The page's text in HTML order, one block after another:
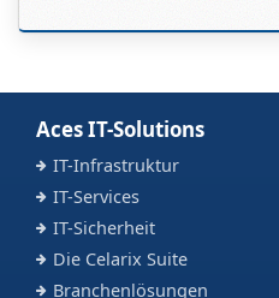
Aces IT-Solutions
IT-Infrastruktur
IT-Services
IT-Sicherheit
Die Celarix Suite
Branchenlösungen